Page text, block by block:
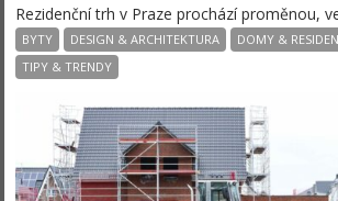
Rezidenční trh v Praze prochází proměnou,
BYTY DESIGN & ARCHITEKTURA DOMY &
TIPY & TRENDY